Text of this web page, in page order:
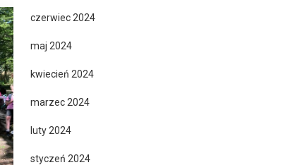
czerwiec 2024
maj 2024
kwiecień 2024
marzec 2024
luty 2024
styczeń 2024